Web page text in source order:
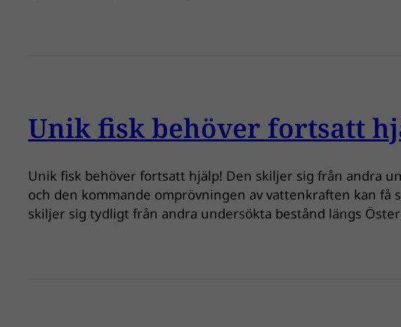
Unik fisk behöver fortsatt
Unik fisk behöver fortsatt hjälp! Den skiljer sig från andra
och den kommande omprövningen av vattenkraften kan få
skiljer sig tydligt från andra undersökta bestånd längs